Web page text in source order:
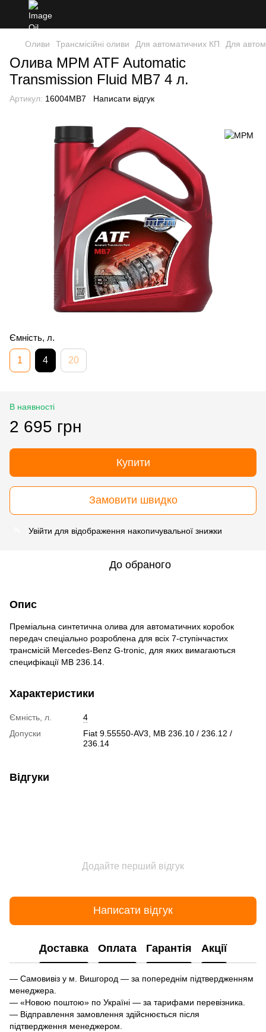
Оливи Трансмісійні оливи Для автоматичних КП Для
Олива MPM ATF Automatic
Transmission Fluid MB7 4 л.
Артикул: 16004MB7 Написати відгук
Ємність, л.
1 4 20
В наявності
2 695 грн
Купити
Замовити швидко
Увійти для відображення накопичувальної знижки
До обраного
Опис
Преміальна синтетична олива для автоматичних коробок
передач спеціально розроблена для всіх 7-ступінчастих
трансмісій Mercedes-Benz G-tronic, для яких вимагаються
специфікації MB 236.14.
Характеристики
Ємність, л.
4
Допуски
Fiat 9.55550-AV3, MB 236.10 / 236.12 /
236.14
Відгуки
Додайте перший відгук
Написати відгук
Доставка Оплата Гарантія Акції
— Самовивіз у м. Вишгород — за попереднім підтвердженням
менеджера.
— «Новою поштою» по Україні — за тарифами перевізника.
— Відправлення замовлення здійснюється після
підтвердження менеджером.